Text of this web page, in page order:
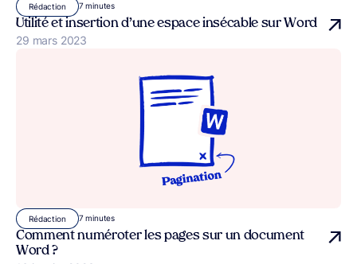
Rédaction 7 minutes
Utilité et insertion d’une espace insécable sur Word
Publié le
29 mars 2023
Rédaction 7 minutes
Comment numéroter les pages sur un document
Word ?